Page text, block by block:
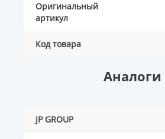
Оригинальный
артикул
Код товара
Аналоги
JP GROUP